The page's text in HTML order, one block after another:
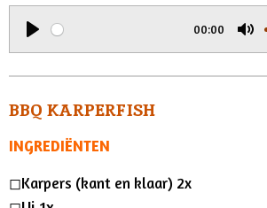
P
l
y
00:00
M
u
BBQ KARPERFISH
INGREDIËNTEN
◻︎Karpers (kant en klaar) 2x